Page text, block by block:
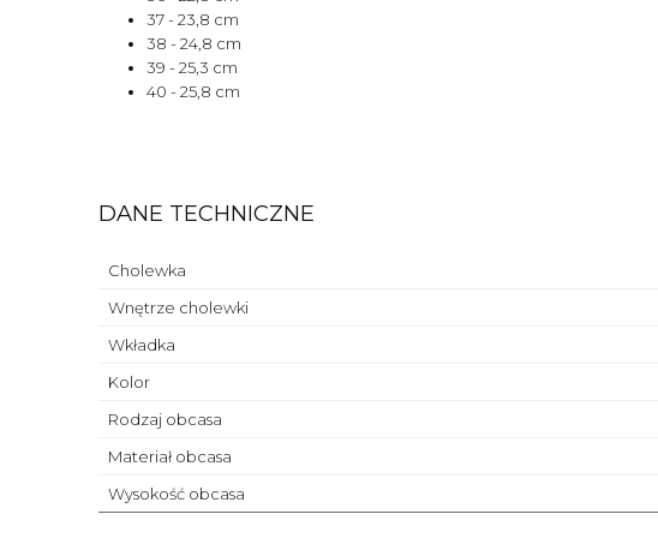
37 - 23,8 cm
38 - 24,8 cm
39 - 25,3 cm
40 - 25,8 cm
DANE TECHNICZNE
Cholewka
Wnętrze cholewki
Wkładka
Kolor
Rodzaj obcasa
Materiał obcasa
Wysokość obcasa